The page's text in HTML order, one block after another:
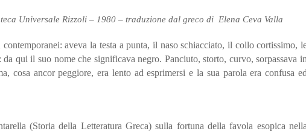
Universale Rizzoli – 1980 – traduzione dal greco di Elena Ceva Valla
aveva la testa a punta, il naso schiacciato, il collo cortissimo,
qui il suo nome che significava negro. Panciuto, storto, curvo, sorpassava in
cosa ancor peggiore, era lento ad esprimersi e la sua parola era confusa ed
(Storia della Letteratura Greca) sulla fortuna della favola esopica nella